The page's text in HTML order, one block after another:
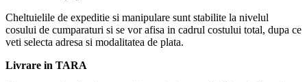
Cheltuielile de expeditie si manipulare sunt stabilite la nivelul
cosului de cumparaturi si se vor afisa in cadrul costului total, dupa ce
veti selecta adresa si modalitatea de plata.
Livrare in TARA